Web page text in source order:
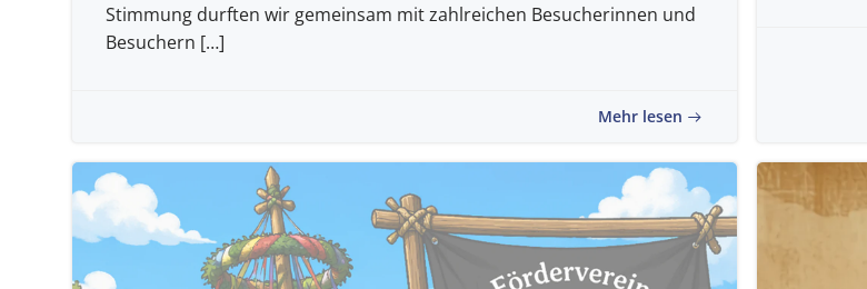
Stimmung durften wir gemeinsam mit zahlreichen Besucherinnen und
Besuchern […]
Mehr lesen